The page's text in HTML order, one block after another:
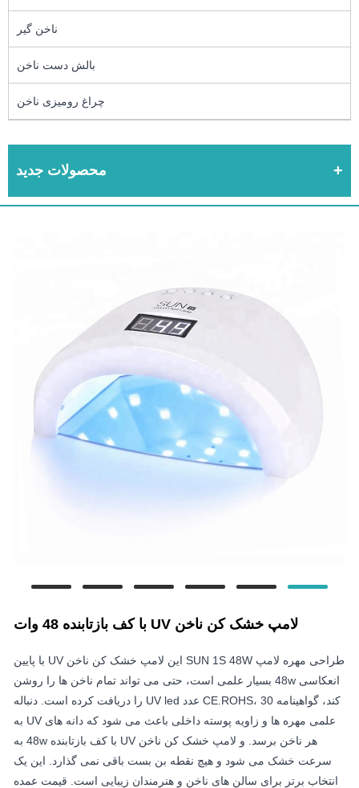
ناخن گیر
بالش دست ناخن
چراغ رومیزی ناخن
محصولات جدید
لامپ خشک کن ناخن UV با کف بازتابنده 48 وات
طراحی مهره لامپ SUN 1S 48W این لامپ خشک کن ناخن UV با پایین
انعکاسی 48w بسیار علمی است، حتی می تواند تمام ناخن ها را روشن
کند، گواهینامه CE.ROHS، 30 عدد UV led را دریافت کرده است. دنباله
علمی مهره ها و زاویه پوسته داخلی باعث می شود که دانه های UV به
هر ناخن برسد. و لامپ خشک کن ناخن UV با کف بازتابنده 48w به
سرعت خشک می شود و هیچ نقطه بن بست باقی نمی گذارد. این یک
انتخاب برتر برای سالن های ناخن و هنرمندان زیبایی است. قیمت عمده